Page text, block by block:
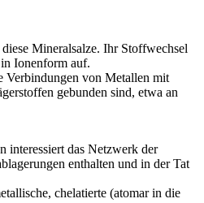
Mineralsalze. Ihr Stoffwechsel
Ionenform auf.
Verbindungen von Metallen mit
gebunden sind, etwa an
interessiert das Netzwerk der
enthalten und in der Tat
chelatierte (atomar in die